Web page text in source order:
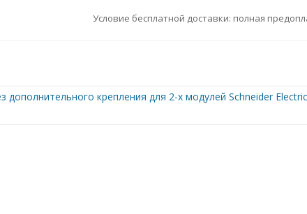
Условие бесплатной доставки: полная
дополнительного крепления для 2-х модулей Schneider Electric